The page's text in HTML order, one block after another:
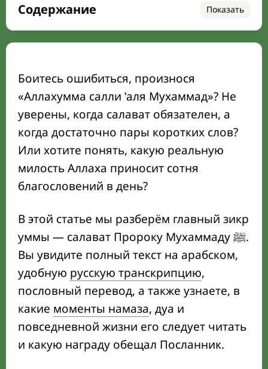
Содержание Показать
Салават — ключ к милости Аллаха: почему
благословение Пророка ﷺ меняет судьбу
Полный текст салавата: арабский
оригинал, транскрипция, перевод
Как произносить салават без ошибок:
пошаговое руководство
В какие моменты читать салават:
обязательные и желательные ситуации
Какая награда ждёт за салават: хадисы и
Формулы салавата и где их читать:
краткие и полные варианты
Почему аббревиатура «с.а.с.» не заменяет
живой салават
Начните уже сегодня: план чтения
салавата на первую неделю
Боитесь ошибиться, произнося
«Аллахумма салли ʽаля Мухаммад»? Не
уверены, когда салават обязателен, а
когда достаточно пары коротких слов?
Или хотите понять, какую реальную
милость Аллаха приносит сотня
благословений в день?
В этой статье мы разберём главный зикр
уммы — салават Пророку Мухаммаду ﷺ.
Вы увидите полный текст на арабском,
удобную русскую транскрипцию,
пословный перевод, а также узнаете, в
какие моменты намаза, дуа и
повседневной жизни его следует читать
и какую награду обещал Посланник.